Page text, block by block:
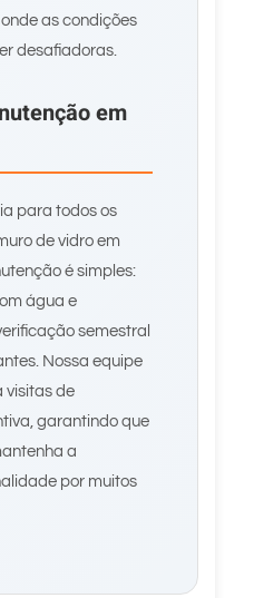
as condições
desafiadoras.
em
para todos os
de vidro em
é simples:
água e
semestral
Nossa equipe
visitas de
garantindo que
a
por muitos